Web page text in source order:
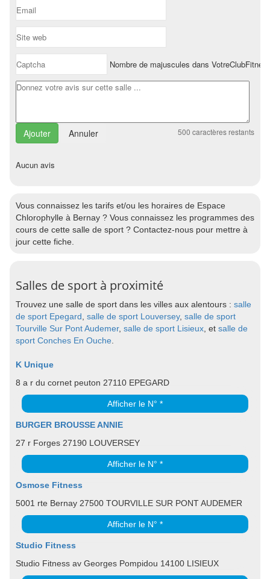
Nombre de majuscules dans
Annuler 500 caractères restants
Aucun avis
Vous connaissez les tarifs et/ou les horaires de Espace
Chlorophylle à Bernay ? Vous connaissez les programmes des
cours de cette salle de sport ? Contactez-nous pour mettre à
jour cette fiche.
Salles de sport à proximité
Trouvez une salle de sport dans les villes aux alentours : salle
de sport Epegard salle de sport Louversey, salle de sport
Tourville Sur Pont Audemer, salle de sport Lisieux , et salle de
sport Conches En Ouche
K Unique
8 a r du cornet peuton 27110 EPEGARD
Afficher le N° *
BURGER BROUSSE ANNIE
27 r Forges 27190 LOUVERSEY
Afficher le N° *
Osmose Fitness
5001 rte Bernay 27500 TOURVILLE SUR PONT AUDEMER
Afficher le N° *
Studio Fitness
Studio Fitness av Georges Pompidou 14100 LISIEUX